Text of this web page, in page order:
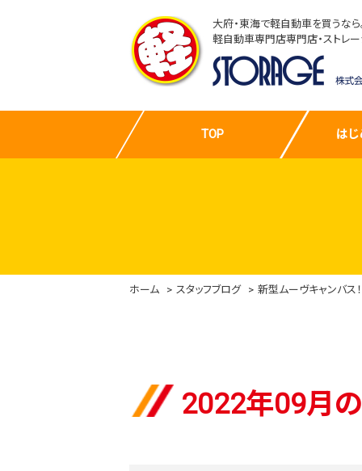
大府・東海で軽自動車を買うなら
軽自動車専門店専門店・ストレ
TOP は
ホーム スタッフブログ 新型ムーヴキャンバス
2022年09月